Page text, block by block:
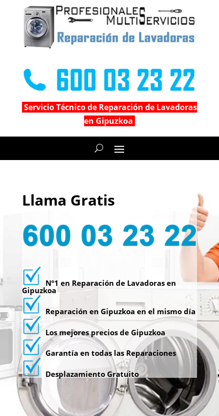
Servicio Técnico de Reparación de Lavadoras
en Gipuzkoa
Llama Gratis
Nº1 en Reparación de Lavadoras en
Gipuzkoa
Reparación en Gipuzkoa en el mismo día
Los mejores precios de Gipuzkoa
Garantía en todas las Reparaciones
Desplazamiento Gratuito